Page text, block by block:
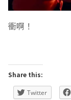
衝啊！
Share this:
Twitter